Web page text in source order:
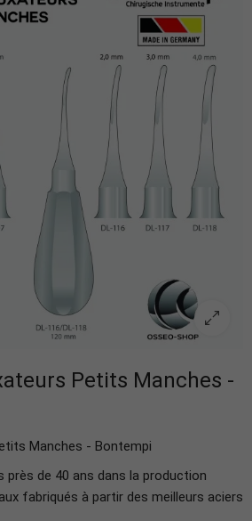
Petits Manches -
Manches - Bontempi
près de 40 ans dans la production
fabriqués à partir des meilleurs aciers